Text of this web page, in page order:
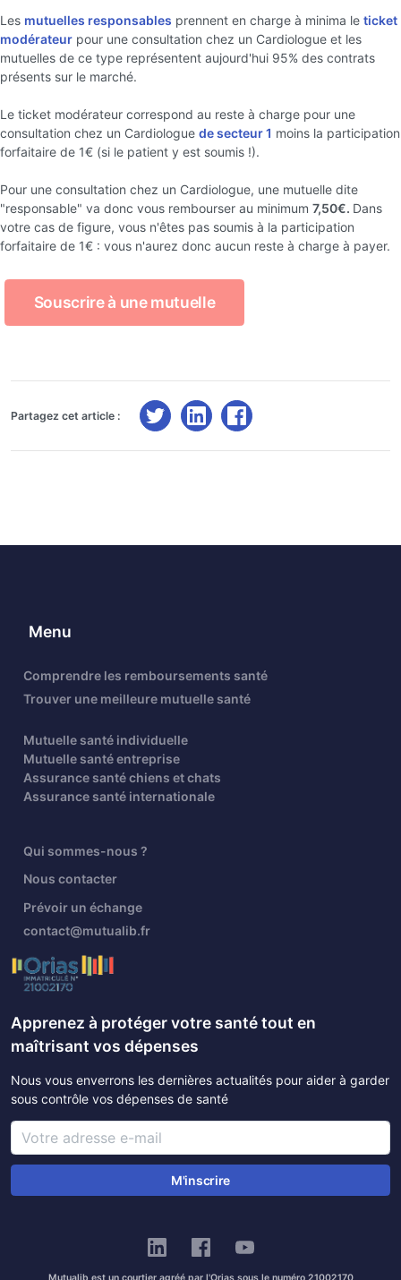
Les mutuelles responsables prennent en charge à minima le ticket
modérateur pour une consultation chez un Cardiologue et les
mutuelles de ce type représentent aujourd'hui 95% des contrats
présents sur le marché.
Le ticket modérateur correspond au reste à charge pour une
consultation chez un Cardiologue de secteur 1 moins la participation
forfaitaire de 1€ (si le patient y est soumis !).
Pour une consultation chez un Cardiologue, une mutuelle dite
"responsable" va donc vous rembourser au minimum 7,50€. Dans
votre cas de figure, vous n'êtes pas soumis à la participation
forfaitaire de 1€ : vous n'aurez donc aucun reste à charge à payer.
Souscrire à une mutuelle
Partagez cet article :
Menu
Comprendre les remboursements santé
Trouver une meilleure mutuelle santé
Mutuelle santé individuelle
Mutuelle santé entreprise
Assurance santé chiens et chats
Assurance santé internationale
Qui sommes-nous ?
Nous contacter
Prévoir un échange
contact@mutualib.fr
Apprenez à protéger votre santé tout en
maîtrisant vos dépenses
Nous vous enverrons les dernières actualités pour aider à garder
sous contrôle vos dépenses de santé
M'inscrire
Mutualib est un courtier agréé par l'Orias sous le numéro 21002170